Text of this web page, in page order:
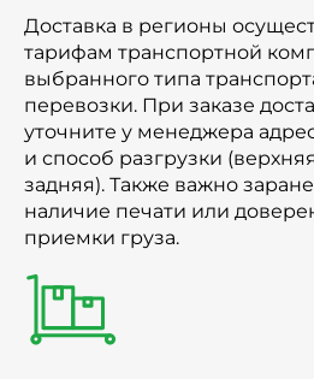
Доставка в регионы
тарифам транспортной
выбранного типа
перевозки. При заказе
уточните у менеджера
и способ разгрузки
задняя). Также важно
наличие печати или
приемки груза.